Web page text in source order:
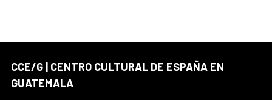
CCE/G | CENTRO CULTURAL DE ESPAÑA EN
GUATEMALA